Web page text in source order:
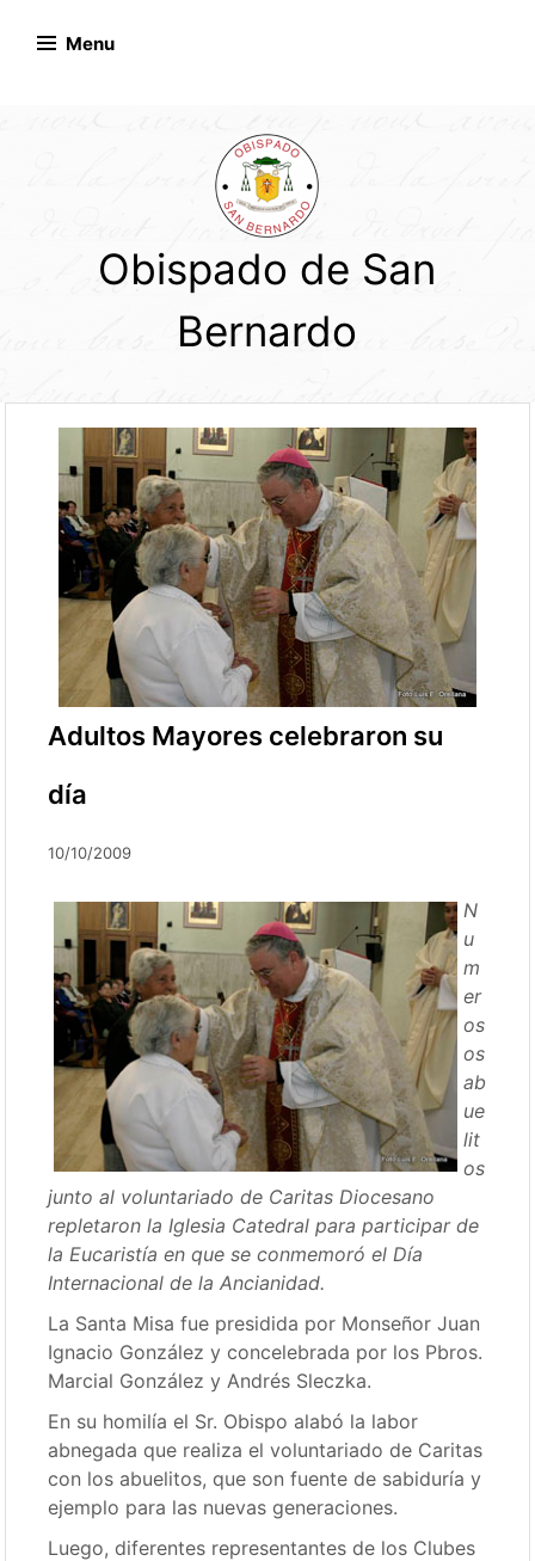
Menu
Obispado de San
Bernardo
Adultos Mayores celebraron su
día
10/10/2009
N
u
m
er
os
os
ab
ue
lit
os
junto al voluntariado de Caritas Diocesano
repletaron la Iglesia Catedral para participar de
la Eucaristía en que se conmemoró el Día
Internacional de la Ancianidad.
La Santa Misa fue presidida por Monseñor Juan
Ignacio González y concelebrada por los Pbros.
Marcial González y Andrés Sleczka.
En su homilía el Sr. Obispo alabó la labor
abnegada que realiza el voluntariado de Caritas
con los abuelitos, que son fuente de sabiduría y
ejemplo para las nuevas generaciones.
Luego, diferentes representantes de los Clubes